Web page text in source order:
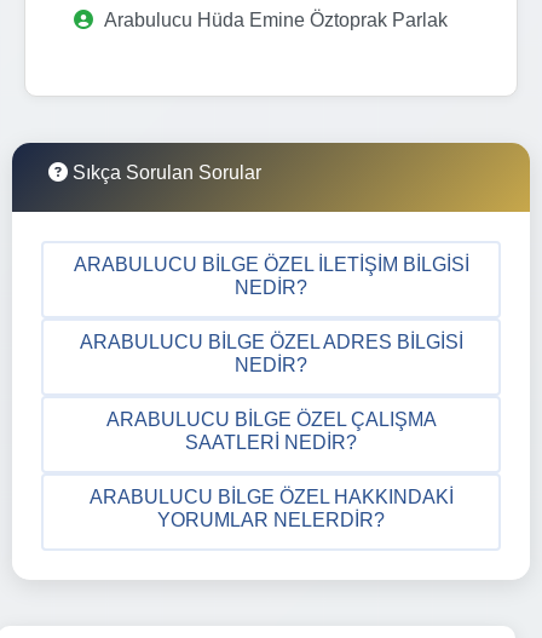
Arabulucu Hüda Emine Öztoprak Parlak
Sıkça Sorulan Sorular
ARABULUCU BILGE ÖZEL İLETIŞIM BILGISI
NEDIR?
ARABULUCU BILGE ÖZEL ADRES BILGISI
NEDIR?
ARABULUCU BILGE ÖZEL ÇALIŞMA
SAATLERI NEDIR?
ARABULUCU BILGE ÖZEL HAKKINDAKI
YORUMLAR NELERDIR?